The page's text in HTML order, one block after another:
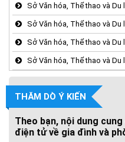
Sở Văn hóa, Thể thao và Du
Sở Văn hóa, Thể thao và Du
Sở Văn hóa, Thể thao và Du
Sở Văn hóa, Thể thao và Du
THĂM DÒ Ý KIẾN
Theo bạn, nội dung
điện tử về gia đình và